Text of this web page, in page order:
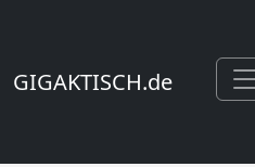
GIGAKTISCH.de